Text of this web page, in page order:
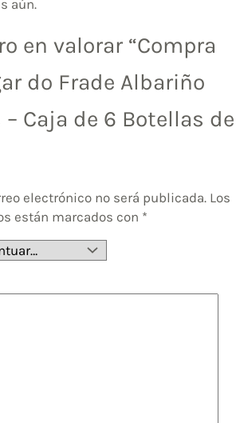
aún.
en valorar “Compra
do Frade Albariño
– Caja de 6 Botellas de
electrónico no será publicada. Los
están marcados con *